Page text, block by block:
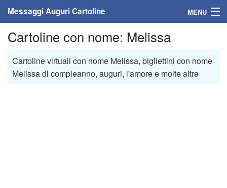
Messaggi Auguri Cartoline MENU
Home
Messaggi
Cartoline
Cartoline con nome: Melissa
Cartoline virtuali con nome Melissa, bigliettini con nome
Melissa di compleanno, auguri, l'amore e molte altre